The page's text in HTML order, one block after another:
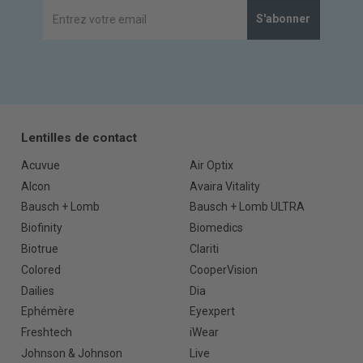
S'abonner
Lentilles de contact
Acuvue
Air Optix
Alcon
Avaira Vitality
Bausch + Lomb
Bausch + Lomb ULTRA
Biofinity
Biomedics
Biotrue
Clariti
Colored
CooperVision
Dailies
Dia
Ephémère
Eyexpert
Freshtech
iWear
Johnson & Johnson
Live